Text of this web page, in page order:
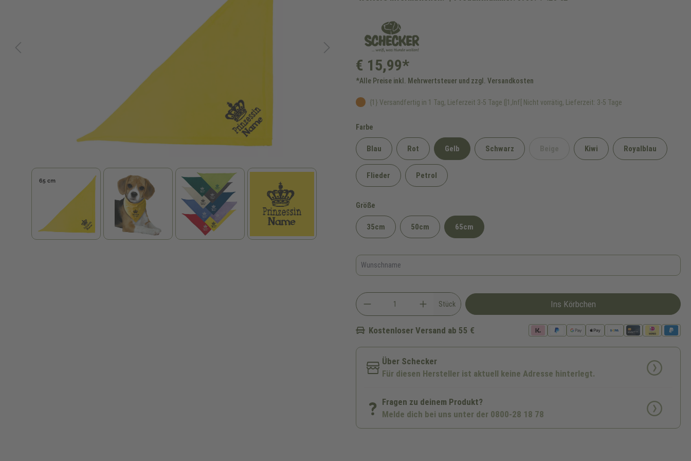
€ 15,99*
*Alle Preise inkl. Mehrwertsteuer und zzgl. Versandkosten
{1} Versandfertig in 1 Tag, Lieferzeit 3-5 Tage |]1,Inf[ Nicht vorrätig, Lieferzeit: 3-5 Tage
Farbeauswählen
Blau Rot Gelb Schwarz (Diese Option ist zurzeit nicht verfügbar.)
Kiwi Royalblau
Flieder Petrol
Größeauswählen
35cm 50cm 65cm
Stück Ins Körbchen
Kostenloser Versand ab 55 €
Über Schecker
Für diesen Hersteller ist aktuell keine Adresse hinterlegt.
Fragen zu deinem Produkt?
Melde dich bei uns unter der 0800-28 18 78